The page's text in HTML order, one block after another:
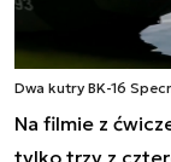
Dwa kutry BK-16
Na filmie z
tylko trzy z